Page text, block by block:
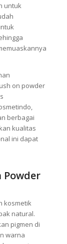
untuk
on powder
berbagai
kualitas
ini dapat
Powder
kosmetik
natural.
pigmen di
warna